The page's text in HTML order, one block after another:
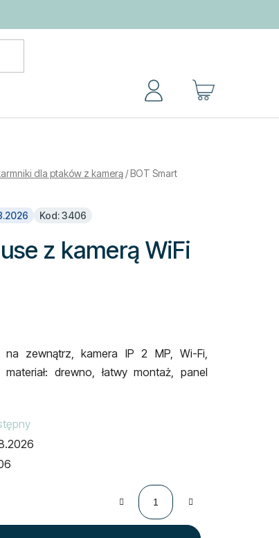
KOSZYK
dla ptaków z kamerą /BOT Smart
Kod: 3406
z kamerą WiFi
na zewnątrz, kamera IP 2 MP, Wi-Fi,
drewno, łatwy montaż, panel